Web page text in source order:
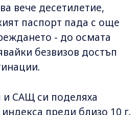
вече десетилетие,
паспорт пада с още
- до осмата
безвизов достъп
и САЩ си поделяха
преди близо 10 г.